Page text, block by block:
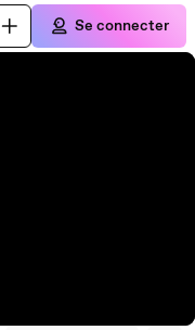
Se connecter